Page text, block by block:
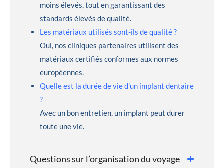
moins élevés, tout en garantissant des
standards élevés de qualité.
Les matériaux utilisés sont-ils de qualité ?
Oui, nos cliniques partenaires utilisent des
matériaux certifiés conformes aux normes
européennes.
Quelle est la durée de vie d’un implant dentaire
?
Avec un bon entretien, un implant peut durer
toute une vie.
Questions sur l’organisation du voyage